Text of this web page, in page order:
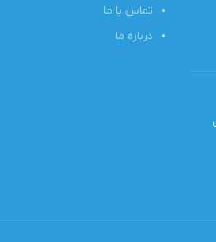
تماس با ما
درباره ما